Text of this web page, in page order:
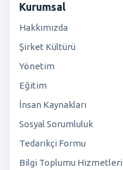
Kurumsal
Hakkımızda
Şirket Kültürü
Yönetim
Eğitim
İnsan Kaynakları
Sosyal Sorumluluk
Tedarikçi Formu
Bilgi Toplumu Hizmetleri